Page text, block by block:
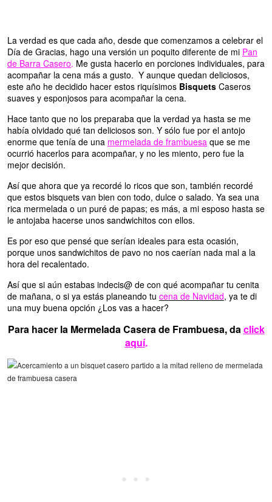
La verdad es que cada año, desde que comenzamos a celebrar el
Día de Gracias, hago una versión un poquito diferente de mi Pan
de Barra Casero. Me gusta hacerlo en porciones individuales, para
acompañar la cena más a gusto. Y aunque quedan deliciosos,
este año he decidido hacer estos riquísimos Bisquets Caseros
suaves y esponjosos para acompañar la cena.
Hace tanto que no los preparaba que la verdad ya hasta se me
había olvidado qué tan deliciosos son. Y sólo fue por el antojo
enorme que tenía de una mermelada de frambuesa que se me
ocurrió hacerlos para acompañar, y no les miento, pero fue la
mejor decisión.
Así que ahora que ya recordé lo ricos que son, también recordé
que estos bisquets van bien con todo, dulce o salado. Ya sea una
rica mermelada o un puré de papas; es más, a mi esposo hasta se
le antojaba hacerse unos sandwichitos con ellos.
Es por eso que pensé que serían ideales para esta ocasión,
porque unos sandwichitos de pavo no nos caerían nada mal a la
hora del recalentado.
Así que si aún estabas indecis@ de con qué acompañar tu cenita
de mañana, o si ya estás planeando tu cena de Navidad, ya te di
una muy buena opción ¿Los vas a hacer?
Para hacer la Mermelada Casera de Frambuesa, daclick
aquí.